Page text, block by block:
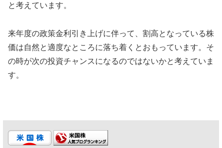
と考えています。
来年度の政策金利引き上げに伴って、割高となっている株
価は自然と適度なところに落ち着くとおもっています。そ
の時が次の投資チャンスになるのではないかと考えていま
す。